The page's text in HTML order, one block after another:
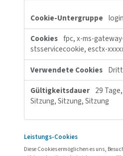
verwenden wir Cookies und
folgenden Zwecke:
Unbedingt erforderliche
Diese Cookies sind zur
Ihren Systemen nicht
Cookies nur als Reaktion auf
einer Dienstanforderung
Datenschutzeinstellungen,
blockiert oder Sie über diese
Bereiche der Website
speichern keine